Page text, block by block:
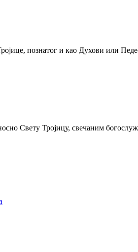
познатог и као Духови или
Свету Тројицу, свечаним